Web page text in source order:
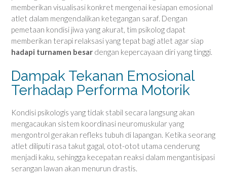
memberikan visualisasi konkret mengenai kesiapan emosional
atlet dalam mengendalikan ketegangan saraf. Dengan
pemetaan kondisi jiwa yang akurat, tim psikolog dapat
memberikan terapi relaksasi yang tepat bagi atlet agar siap
hadapi turnamen besar dengan kepercayaan diri yang tinggi.
Dampak Tekanan Emosional
Terhadap Performa Motorik
Kondisi psikologis yang tidak stabil secara langsung akan
mengacaukan sistem koordinasi neuromuskular yang
mengontrol gerakan refleks tubuh di lapangan. Ketika seorang
atlet diliputi rasa takut gagal, otot-otot utama cenderung
menjadi kaku, sehingga kecepatan reaksi dalam mengantisipasi
serangan lawan akan menurun drastis.